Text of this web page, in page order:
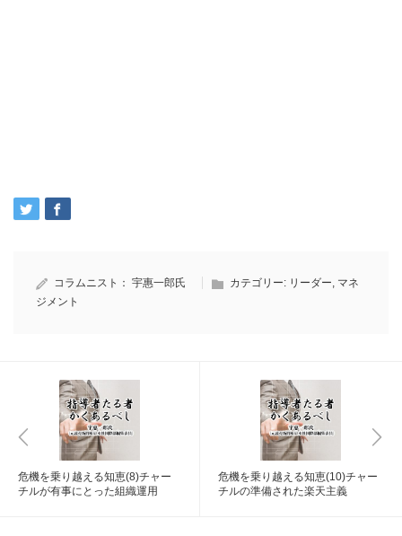
コラムニスト： 宇惠一郎氏 カテゴリー: リーダー, マネ
ジメント
危機を乗り越える知恵(8)チャー
チルが有事にとった組織運用
危機を乗り越える知恵(10)チャー
チルの準備された楽天主義